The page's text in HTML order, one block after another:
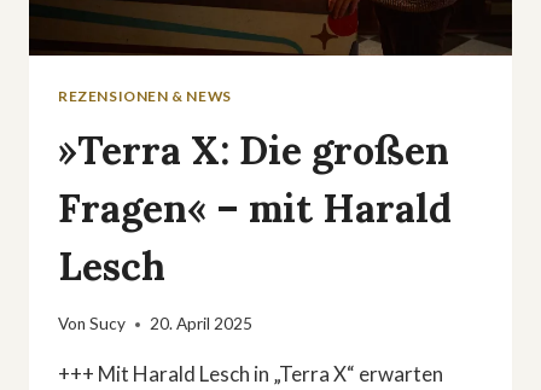
REZENSIONEN & NEWS
»Terra X: Die großen
Fragen« – mit Harald
Lesch
Von Sucy 20. April 2025
+++ Mit Harald Lesch in „Terra X“ erwarten